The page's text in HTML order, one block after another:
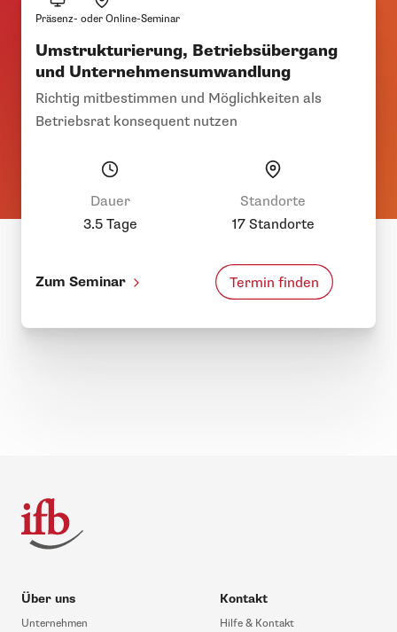
Präsenz- oder Online-Seminar
Umstrukturierung, Betriebsübergang
und Unternehmensumwandlung
Richtig mitbestimmen und Möglichkeiten als
Betriebsrat konsequent nutzen
Dauer
3.5 Tage
Standorte
17 Standorte
Zum Seminar Termin finden
Über uns
Unternehmen
Kontakt
Hilfe & Kontakt